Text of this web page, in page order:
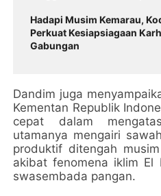
Hadapi Musim Kemarau,
Perkuat Kesiapsiagaan
Gabungan
Dandim juga
Kementan Republik
cepat dalam
utamanya mengairi
produktif ditengah
akibat fenomena iklim El
swasembada pangan.